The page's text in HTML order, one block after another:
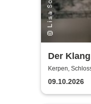
Der
und
Proust
Kerpen,
09.10.2026